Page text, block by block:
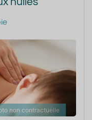
non contractuelle